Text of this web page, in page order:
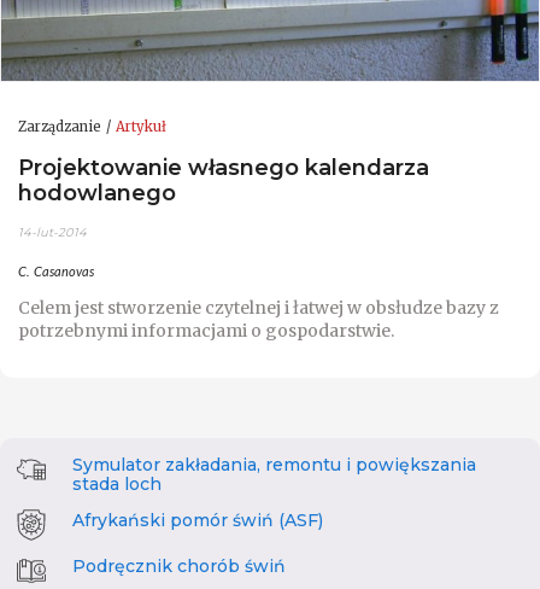
Zarządzanie Artykuł
Projektowanie własnego kalendarza
hodowlanego
14-lut-2014
C. Casanovas
Celem jest stworzenie czytelnej i łatwej w obsłudze bazy z
potrzebnymi informacjami o gospodarstwie.
Symulator zakładania, remontu i powiększania
stada loch
Afrykański pomór świń (ASF)
Podręcznik chorób świń